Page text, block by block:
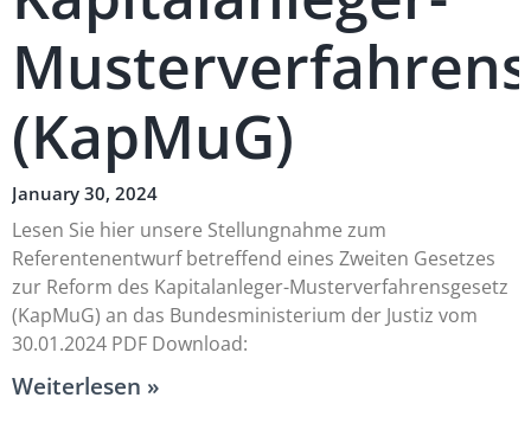
(KapMuG)
January 30, 2024
Lesen Sie hier unsere Stellungnahme zum
Referentenentwurf betreffend eines Zweiten Gesetzes
zur Reform des Kapitalanleger-Musterverfahrensgesetz
(KapMuG) an das Bundesministerium der Justiz vom
30.01.2024 PDF Download:
Weiterlesen »